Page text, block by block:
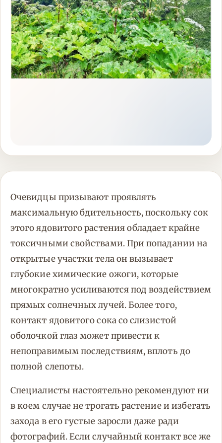
Очевидцы призывают проявлять
максимальную бдительность, поскольку сок
этого ядовитого растения обладает крайне
токсичными свойствами. При попадании на
открытые участки тела он вызывает
глубокие химические ожоги, которые
многократно усиливаются под воздействием
прямых солнечных лучей. Более того,
контакт ядовитого сока со слизистой
оболочкой глаз может привести к
непоправимым последствиям, вплоть до
полной слепоты.
Специалисты настоятельно рекомендуют ни
в коем случае не трогать растение и избегать
захода в его густые заросли даже ради
фотографий. Если случайный контакт все же